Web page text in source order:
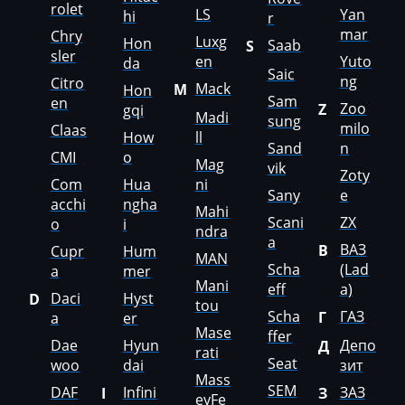
JMC
JohnDeere
Kaiyi
Kalmar
Kassbohrer
Kato
Keestrack
Kenworth
Kia
KingLong
Kioti
Kleemann
rolet
Chry
sler
Citro
en
Claas
CMI
Com
acchi
o
Cupr
a
D
Daci
a
Dae
woo
DAF
hi
Hon
da
Hon
gqi
How
o
Hua
ngha
i
Hum
mer
Hyst
er
Hyun
dai
I
Infini
LS
Luxg
en
M Mack
Madi
ll
Mag
ni
Mahi
ndra
MAN
Mani
tou
Mase
rati
Mass
eyFe
r
S
Saab
Saic
Sam
sung
Sand
vik
Sany
Scani
a
Scha
eff
Scha
ffer
Seat
SEM
Yan
mar
Yuto
ng
Z
Zoo
milo
n
Zoty
e
ZX
В
ВАЗ
(Lad
a)
Г
ГАЗ
Д Депо
зит
З
ЗАЗ